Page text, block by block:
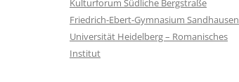
Kulturforum Südliche Bergstraße
Friedrich-Ebert-Gymnasium Sandhausen
Universität Heidelberg – Romanisches
Institut